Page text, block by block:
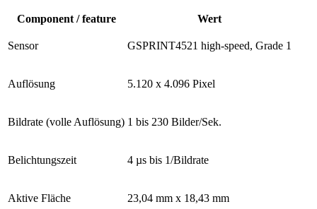
Component / feature Wert
Sensor GSPRINT4521 high-speed, Grade 1
Auflösung 5.120 x 4.096 Pixel
Bildrate (volle Auflösung) 1 bis 230 Bilder/Sek.
Belichtungszeit 4 µs bis 1/Bildrate
Aktive Fläche 23,04 mm x 18,43 mm